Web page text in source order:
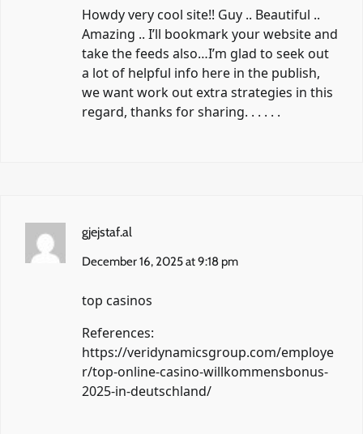
Howdy very cool site!! Guy .. Beautiful ..
Amazing .. I’ll bookmark your website and
take the feeds also…I’m glad to seek out
a lot of helpful info here in the publish,
we want work out extra strategies in this
regard, thanks for sharing. . . . . .
gjejstaf.al
December 16, 2025 at 9:18 pm
top casinos
References:
https://veridynamicsgroup.com/employe
r/top-online-casino-willkommensbonus-
2025-in-deutschland/